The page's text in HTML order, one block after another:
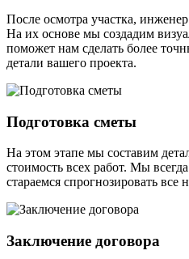
После осмотра участка,
На их основе мы создадим
поможет нам сделать более
детали вашего проекта.
Подготовка сметы
На этом этапе мы составим
стоимость всех работ. Мы
стараемся спрогнозировать все
Заключение договора